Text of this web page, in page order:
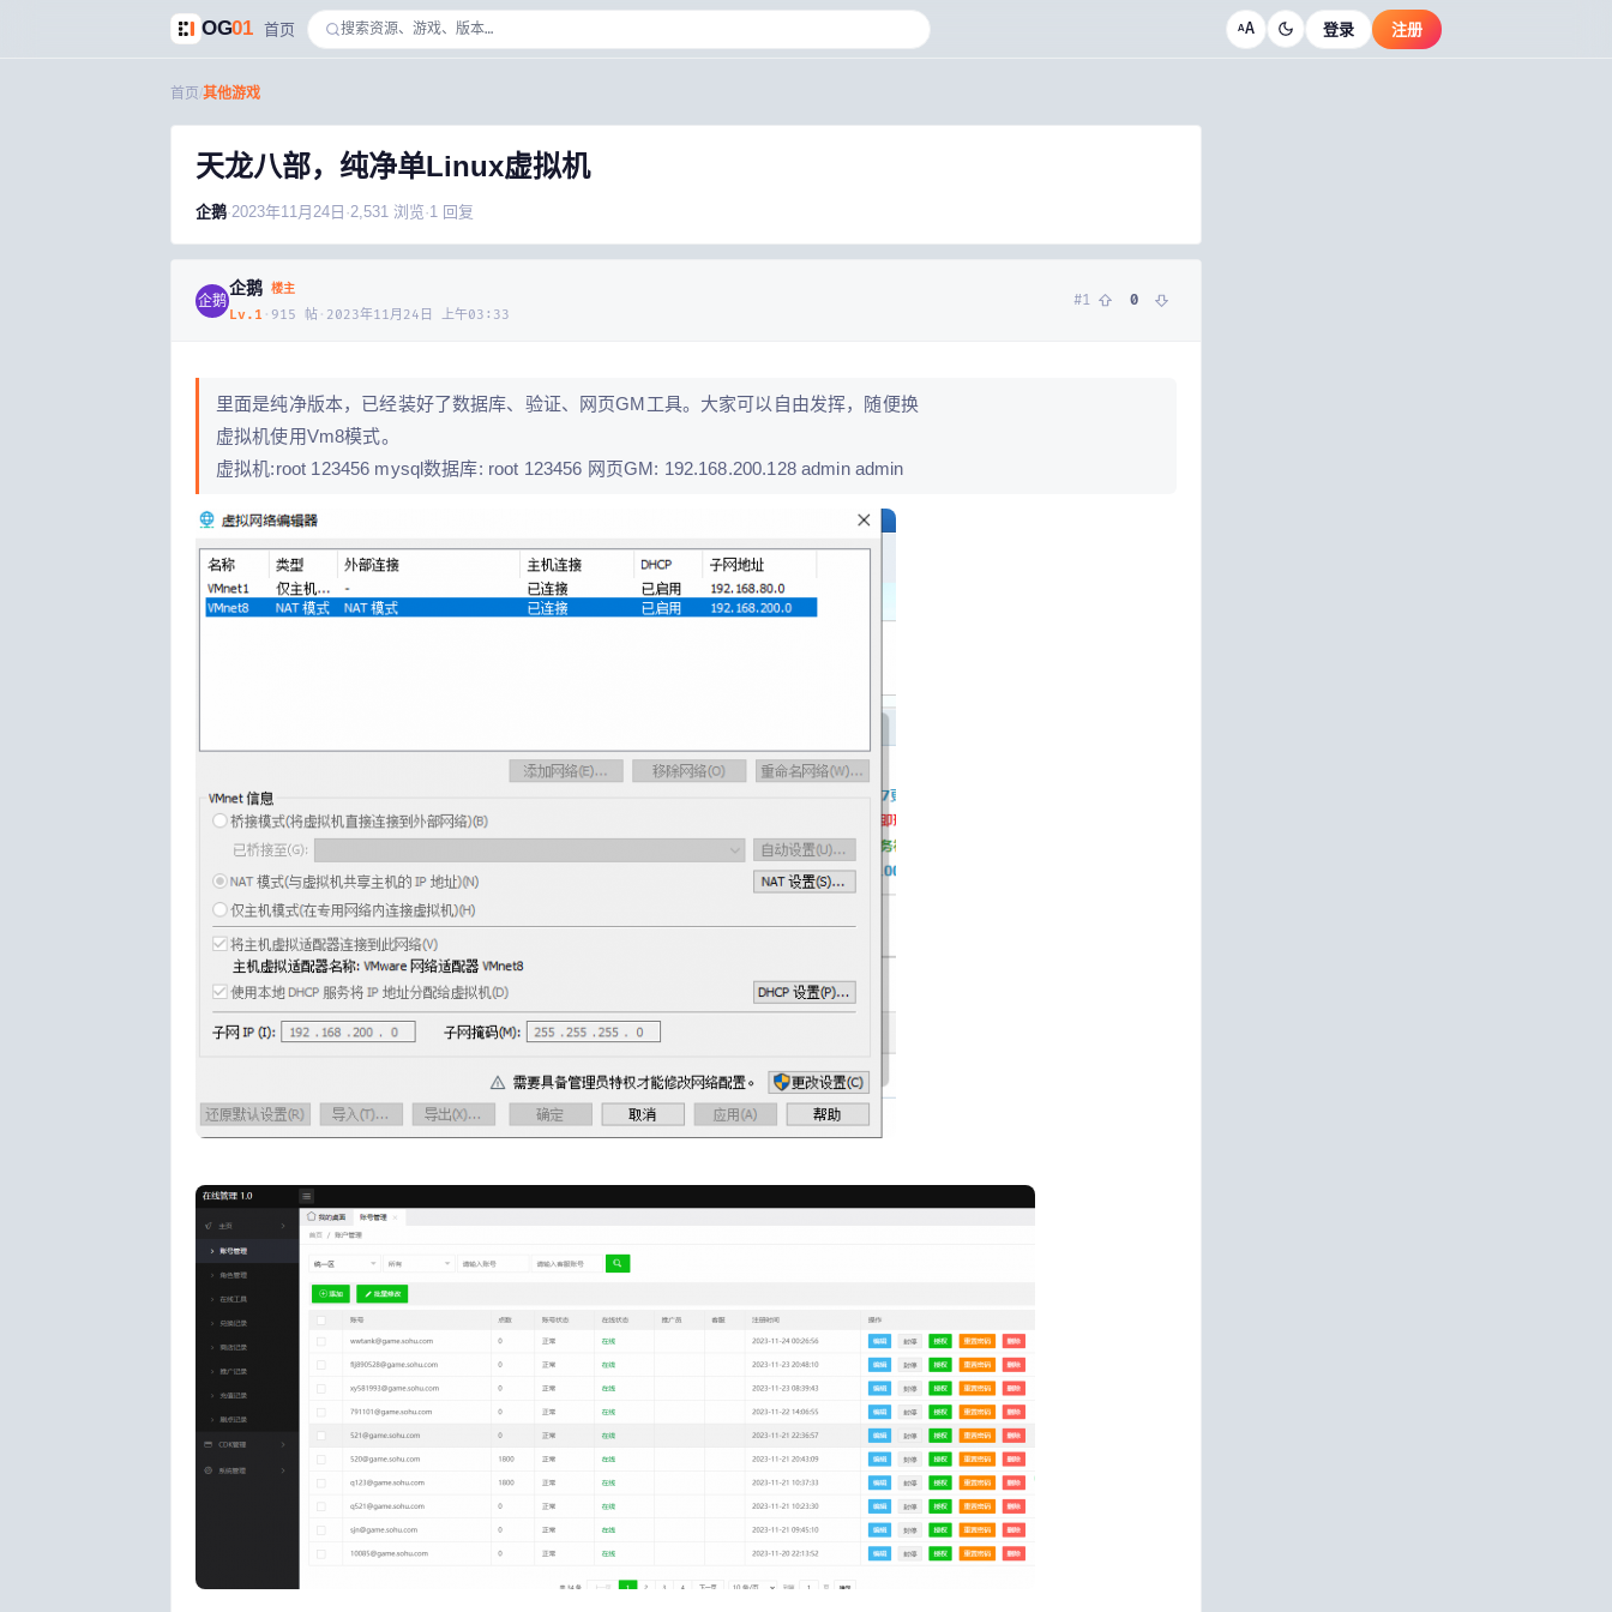
OG01 首页 AA 登录 注册
首页 其他游戏
天龙八部，纯净单Linux虚拟机
企鹅·2023年11月24日 ·2,531 浏览·1 回复
企鹅
企鹅 楼主
Lv. 1 · 915 帖 · 2023年11月24日 上午03:33
#1 0
里面是纯净版本，已经装好了数据库、验证、网页GM工具。大家可以自由发挥，随便换
虚拟机使用Vm8模式。
虚拟机:root 123456 mysql数据库: root 123456 网页GM: 192.168.200.128 admin admin